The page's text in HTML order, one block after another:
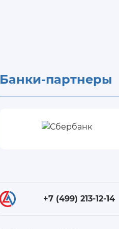
Банки-партнеры
+7 (499) 213-12-14